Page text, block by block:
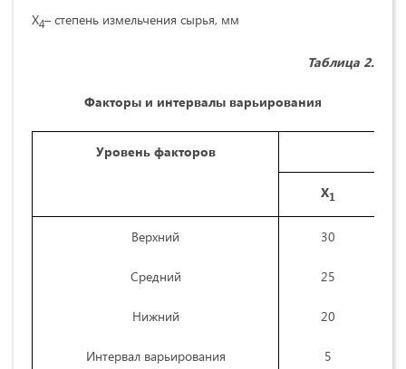
Х4– степень измельчения сырья, мм
Таблица 2.
Факторы и интервалы варьирования
Уровень факторов
Х1
Верхний
Средний
Нижний
Интервал варьирования
30
25
20
5